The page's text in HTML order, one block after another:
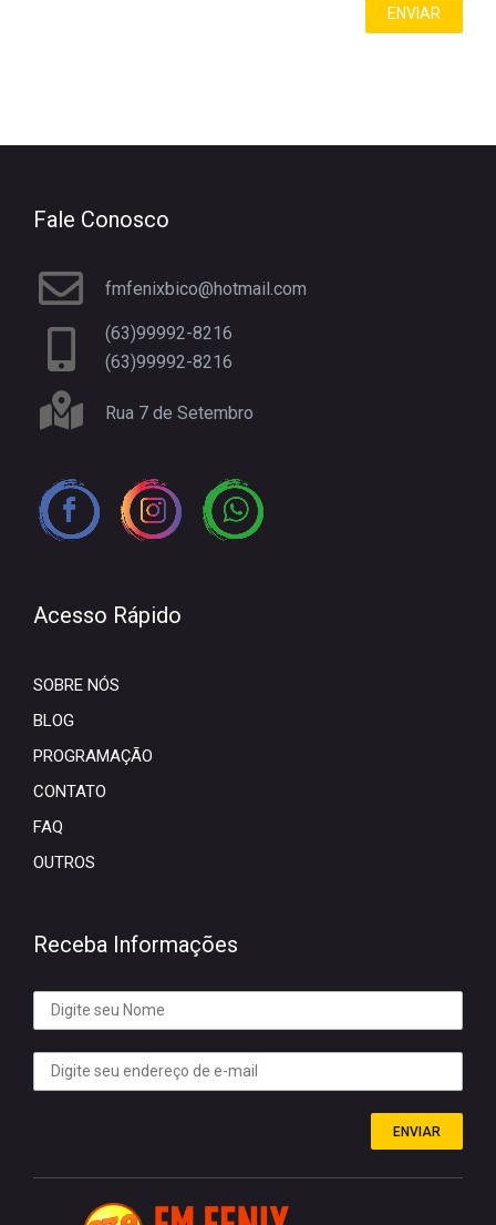
Fale Conosco
fmfenixbico@hotmail.com
(63)99992-8216
(63)99992-8216
Rua 7 de Setembro
Acesso Rápido
SOBRE NÓS
BLOG
PROGRAMAÇÃO
CONTATO
FAQ
OUTROS
Receba Informações
ENVIAR